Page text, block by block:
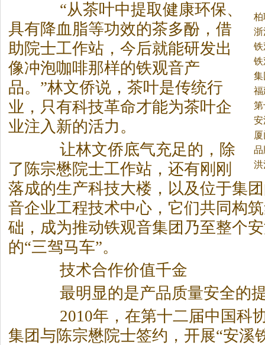
品
音
茶
亚
观
“从茶叶中提取健康环保、
具有降血脂等功效的茶多酚，借
助院士工作站，今后就能研发出
像冲泡咖啡那样的铁观音产
品。 ”林文侨说， 茶叶是传统行
业，只有科技革命才能为茶叶企
业注入新的活力。
让林文侨底气充足的，除
了陈宗懋院士工作站，还有刚刚
落成的生产科技大楼，以及位于集
音企业工程技术中心，它们共同构
础，成为推动铁观音集团乃至整个
的“三驾马车”。
技术合作价值千金
最明显的是产品质量安全的
2010年，在第十二届中国科
集团与陈宗懋院士签约，开展“安溪